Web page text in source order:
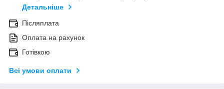
Детальніше
Післяплата
Оплата на рахунок
Готівкою
Всі умови оплати